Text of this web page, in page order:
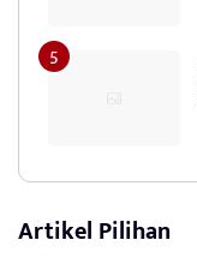
Artikel Pilihan